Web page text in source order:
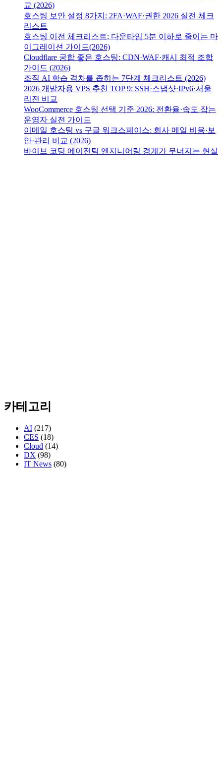
교 (2026)
호스팅 보안 설정 8가지: 2FA·WAF·권한 2026 실전 체크
리스트
호스팅 이전 체크리스트: 다운타임 5분 이하로 줄이는 마
이그레이션 가이드(2026)
Cloudflare 궁합 좋은 호스팅: CDN·WAF·캐시 최적 조합
가이드 (2026)
조직 AI 학습 격차를 좁히는 7단계 체크리스트 (2026)
2026 개발자용 VPS 추천 TOP 9: SSH·스냅샷·IPv6·서울
리전 비교
WooCommerce 호스팅 선택 기준 2026: 전환율·속도 잡는
운영자 실전 가이드
이메일 호스팅 vs 구글 워크스페이스: 회사 메일 비용·보
안·관리 비교 (2026)
바이브 코딩 에이전틱 엔지니어링 경계가 무너지는 현실
카테고리
AI (217)
CES (18)
Cloud (14)
DX (98)
IT News (80)